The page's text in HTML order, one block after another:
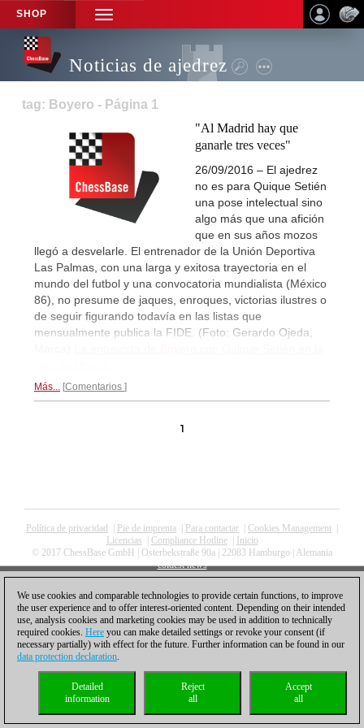
SHOP
TOGGLE
NAVIGATION
Noticias de ajedrez
tag: Boyero - Página 1
"Al Madrid hay que
ganarle tres veces"
26/09/2016 – El ajedrez
no es para Quique Setién
una pose intelectual sino
algo más que una afición
que en sus años mozos
llegó a desvelarle. El entrenador de la Unión Deportiva
Las Palmas, con una larga y exitosa trayectoria en el
mundo del futbol y una convocatoria mundialista (México
86), no presume de jaques, enroques, victorias ilustres o
de seguir figurando todavía en las listas que
mensualmente publica la FIDE. (Foto: Gerardo Ojeda,
Más... Comentarios
1
Política de privacidad Pie de imprenta Para contactar Cookies Management
Licencias
Compliance Hotline|
Inicio
© 2017 ChessBase GmbH | Osterbekstraße 90a | 22083 Hamburgo | Alemania
coldest news
We use cookies and comparable technologies to provide certain functions, to improve
the user experience and to offer interest-oriented content. Depending on their intended
use, analysis cookies and marketing cookies may be used in addition to technically
required cookies. Here you can make detailed settings or revoke your consent (if
necessary partially) with effect for the future. Further information can be found in our
data protection declaration.
Accept
all
Reject
all
Detailed
information